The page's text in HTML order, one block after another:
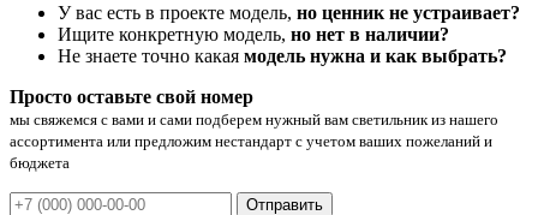
У вас есть в проекте модель, но ценник не устраивает?
Ищите конкретную модель, но нет в наличии?
Не знаете точно какая модель нужна и как выбрать?
Просто оставьте свой номер
мы свяжемся с вами и сами подберем нужный вам светильник из нашего
ассортимента или предложим нестандарт с учетом ваших пожеланий и
бюджета
Отправить